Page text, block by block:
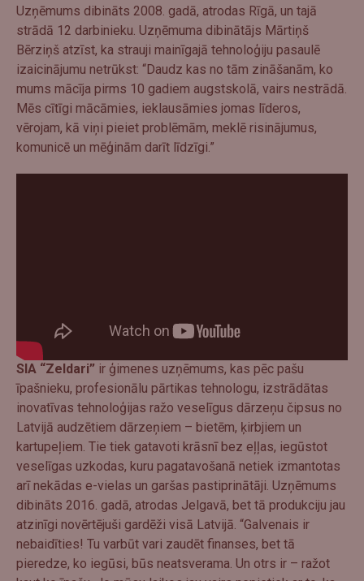
Uzņēmums dibināts 2008. gadā, atrodas Rīgā, un tajā
strādā 12 darbinieku. Uzņēmuma dibinātājs Mārtiņš
Bērziņš atzīst, ka strauji mainīgajā tehnoloģiju pasaulē
izaicinājumu netrūkst: “Daudz kas no tām zināšanām, ko
mums mācīja pirms 10 gadiem augstskolā, vairs nestrādā.
Mēs cītīgi mācāmies, ieklausāmies jomas līderos,
vērojam, kā viņi pieiet problēmām, meklē risinājumus,
komunicē un mēģinām darīt līdzīgi.”
SIA “Zeldari” ir ģimenes uzņēmums, kas pēc pašu
īpašnieku, profesionālu pārtikas tehnologu, izstrādātas
inovatīvas tehnoloģijas ražo veselīgus dārzeņu čipsus no
Latvijā audzētiem dārzeņiem – bietēm, ķirbjiem un
kartupeļiem. Tie tiek gatavoti krāsnī bez eļļas, iegūstot
veselīgas uzkodas, kuru pagatavošanā netiek izmantotas
arī nekādas e-vielas un garšas pastiprinātāji. Uzņēmums
dibināts 2016. gadā, atrodas Jelgavā, bet tā produkciju jau
atzinīgi novērtējuši gardēži visā Latvijā. “Galvenais ir
nebaidīties! Tu varbūt vari zaudēt finanses, bet tā
pieredze, ko iegūsi, būs neatsverama. Un otrs ir – ražot